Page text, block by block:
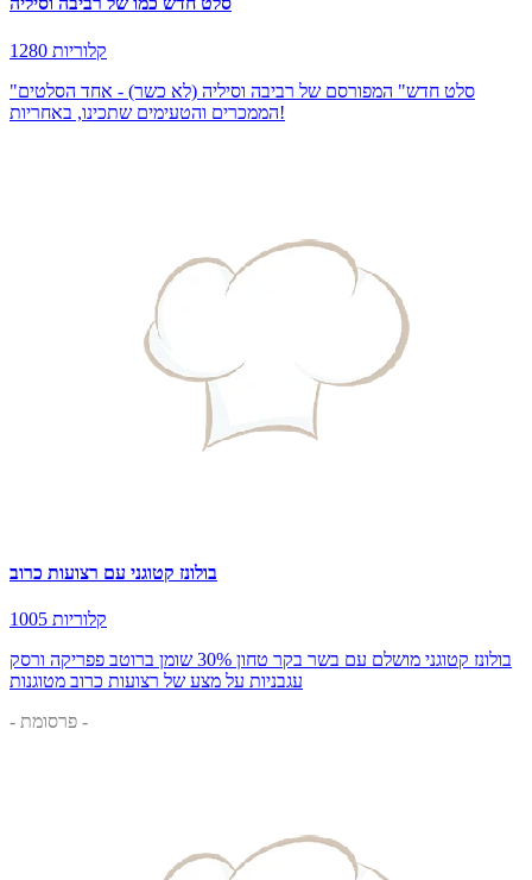
1280 קלוריות
"סלט חדש" המפורסם של רביבה וסיליה (לא כשר) - אחד הסלטים
הממכרים והטעימים שתכינו, באחריות!
בולונז קטוגני עם רצועות כרוב
1005 קלוריות
בולונז קטוגני מושלם עם בשר בקר טחון 30% שומן ברוטב פפריקה ורסק
עגבניות על מצע של רצועות כרוב מטוגנות
- פרסומת -